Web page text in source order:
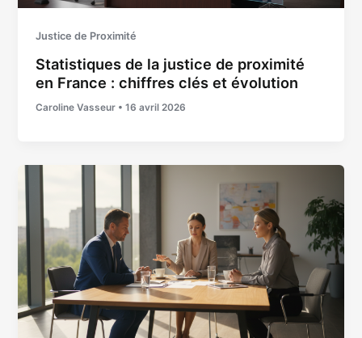
Justice de Proximité
Statistiques de la justice de proximité
en France : chiffres clés et évolution
Caroline Vasseur •16 avril 2026